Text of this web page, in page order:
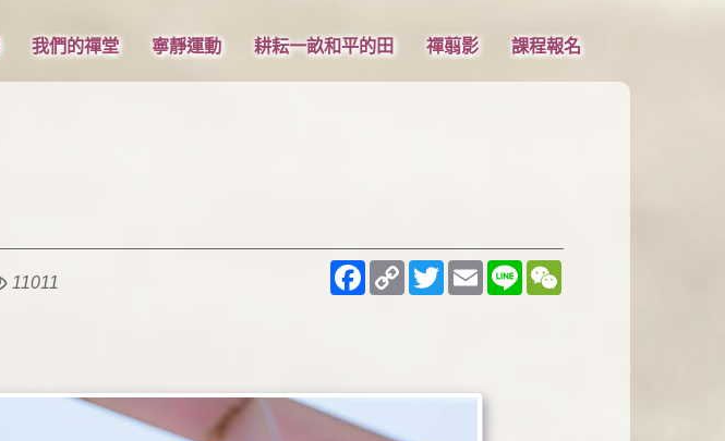
我們的禪堂 寧靜運動 耕耘一畝和平的田 禪翦影 課程報名
11011
Facebook
Copy
Link
TwitterEmailLine